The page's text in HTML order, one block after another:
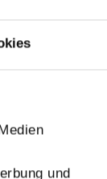
und
Ihre Türen.